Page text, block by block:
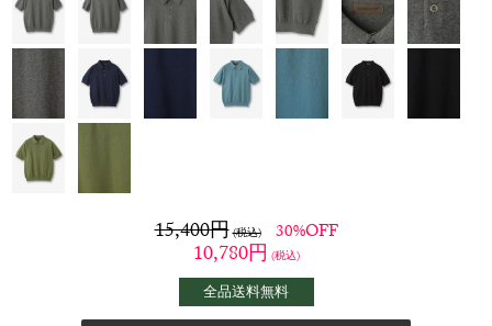
15,400円(税込) 30%OFF
10,780円 (税込)
全品送料無料